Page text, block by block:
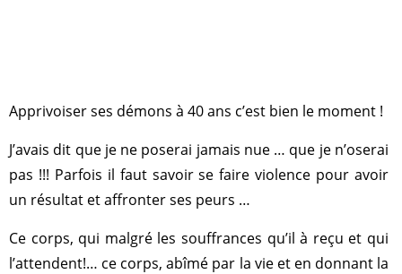
Apprivoiser ses démons à 40 ans c’est bien le moment !
J’avais dit que je ne poserai jamais nue … que je n’oserai
pas !!! Parfois il faut savoir se faire violence pour avoir
un résultat et affronter ses peurs …
Ce corps, qui malgré les souffrances qu’il à reçu et qui
l’attendent!… ce corps, abîmé par la vie et en donnant la